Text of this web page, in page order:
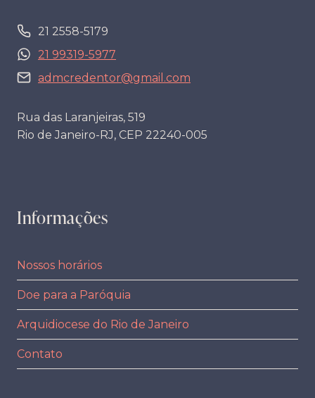
21 2558-5179
21 99319-5977
admcredentor@gmail.com
Rua das Laranjeiras, 519
Rio de Janeiro-RJ, CEP 22240-005
Informações
Nossos horários
Doe para a Paróquia
Arquidiocese do Rio de Janeiro
Contato